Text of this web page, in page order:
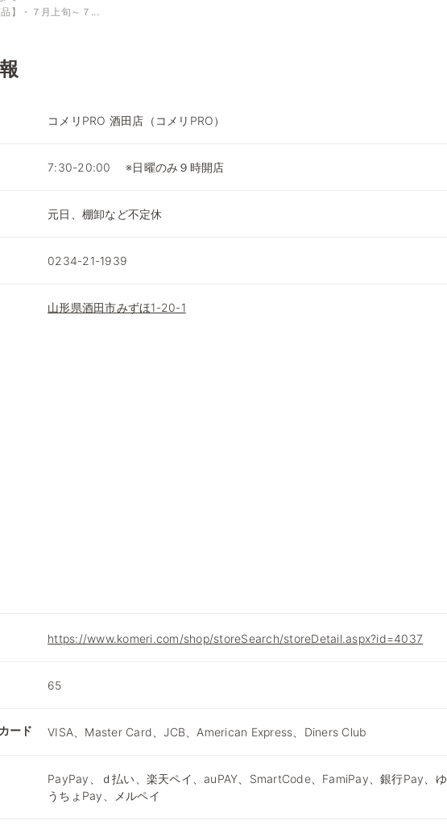
品】・７月上旬～７...
コメリPRO 酒田店（コメリPRO）
7:30-20:00 ※日曜のみ９時開店
元日、棚卸など不定休
0234-21-1939
山形県酒田市みずほ1-20-1
https://www.komeri.com/shop/storeSearch/storeDetail.aspx?id=4037
65
ード VISA、Master Card、JCB、American Express、Diners Club
PayPay、ｄ払い、楽天ペイ、auPAY、SmartCode、FamiPay、銀行Pay、ゆ
うちょPay、メルペイ